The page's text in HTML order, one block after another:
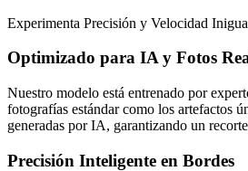
Experimenta Precisión y Velocidad
Optimizado para IA y Fotos
Nuestro modelo está entrenado por
fotografías estándar como los artefactos
generadas por IA, garantizando un
Precisión Inteligente en Bordes